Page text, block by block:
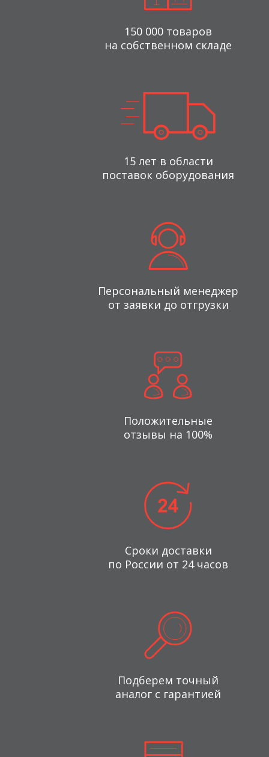
150 000 товаров
на собственном складе
15 лет в области
поставок оборудования
Персональный менеджер
от заявки до отгрузки
Положительные
отзывы на 100%
Сроки доставки
по России от 24 часов
Подберем точный
аналог с гарантией